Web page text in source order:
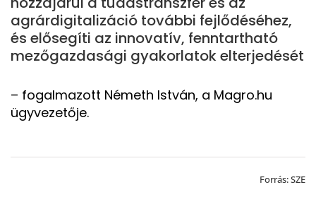
agrárdigitalizáció további fejlődéséhez,
és elősegíti az innovatív, fenntartható
mezőgazdasági gyakorlatok elterjedését
– fogalmazott Németh István, a Magro.hu
ügyvezetője.
Forrás: SZE